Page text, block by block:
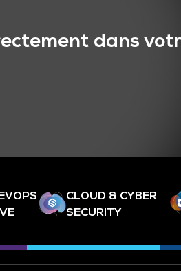
dans
CLOUD & CYBER
SECURITY